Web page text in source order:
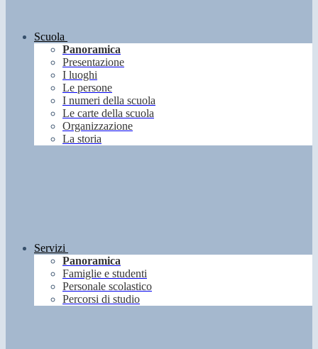
Scuola
Panoramica
Presentazione
I luoghi
Le persone
I numeri della scuola
Le carte della scuola
Organizzazione
La storia
Servizi
Panoramica
Famiglie e studenti
Personale scolastico
Percorsi di studio